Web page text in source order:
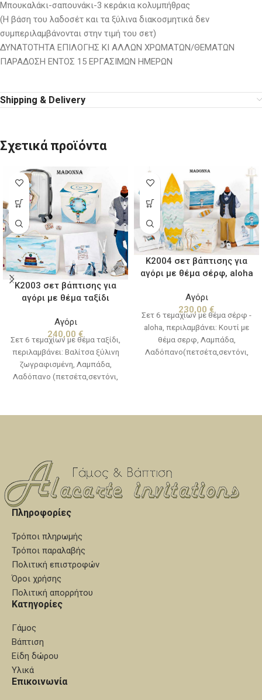
Μπουκαλάκι-σαπουνάκι-3 κεράκια κολυμπήθρας
(Η βάση του λαδοσέτ και τα ξύλινα διακοσμητικά δεν
συμπεριλαμβάνονται στην τιμή του σετ)
ΔΥΝΑΤΟΤΗΤΑ ΕΠΙΛΟΓΗΣ ΚΙ ΑΛΛΩΝ ΧΡΩΜΑΤΩΝ/ΘΕΜΑΤΩΝ
ΠΑΡΑΔΟΣΗ ΕΝΤΟΣ 15 ΕΡΓΑΣΙΜΩΝ ΗΜΕΡΩΝ
Shipping & Delivery
Σχετικά προϊόντα
K2003 σετ βάπτισης για
αγόρι με θέμα ταξίδι
Αγόρι
240,00 €
Σετ 6 τεμαχίων με θέμα ταξίδι,
περιλαμβάνει: Βαλίτσα ξύλινη
ζωγραφισμένη, Λαμπάδα,
Λαδόπανο (πετσέτα,σεντόνι,
κεράκια κολυμπήθρας
K2004 σετ βάπτισης για
αγόρι με θέμα σέρφ, aloha
Αγόρι
230,00 €
Σετ 6 τεμαχίων με θέμα σέρφ -
aloha, περιλαμβάνει: Κουτί με
θέμα σερφ, Λαμπάδα,
Λαδόπανο(πετσέτα,σεντόνι,
διακοσμητικά δεν
Πληροφορίες
Τρόποι πληρωμής
Τρόποι παραλαβής
Πολιτική επιστροφών
Όροι χρήσης
Πολιτική απορρήτου
Κατηγορίες
Γάμος
Βάπτιση
Είδη δώρου
Υλικά
Επικοινωνία